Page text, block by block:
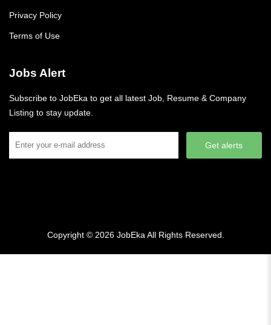
Privacy Policy
Terms of Use
Jobs Alert
Subscribe to JobEka to get all latest Job, Resume & Company
Listing to stay update.
Get alerts
Copyright © 2026 JobEka All Rights Reserved.